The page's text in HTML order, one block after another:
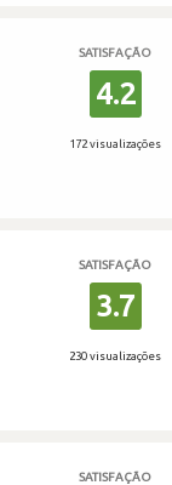
SATISFAÇÃO
4.2
172 visualizações
SATISFAÇÃO
3.7
230 visualizações
SATISFAÇÃO